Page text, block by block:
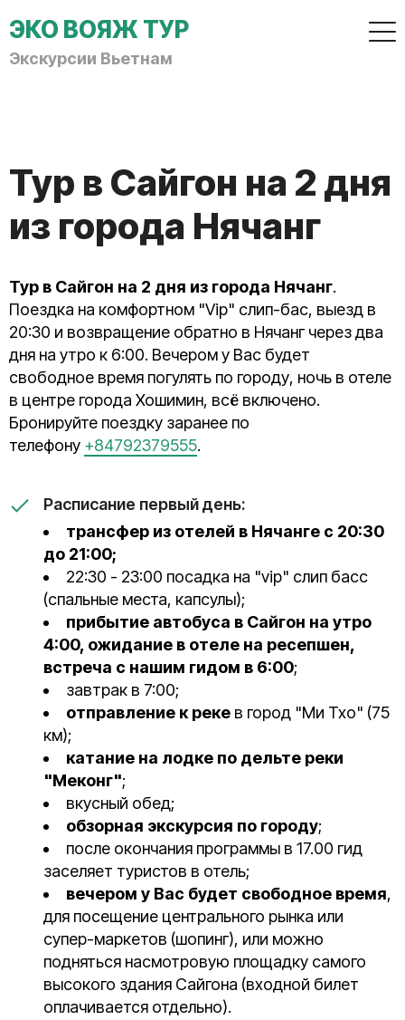
ЭКО ВОЯЖ ТУР
Экскурсии Вьетнам
Тур в Сайгон на 2 дня
из города Нячанг
Тур в Сайгон на 2 дня из города Нячанг.
Поездка на комфортном "Vip" слип-бас, выезд в
20:30 и возвращение обратно в Нячанг через два
дня на утро к 6:00. Вечером у Вас будет
свободное время погулять по городу, ночь в отеле
в центре города Хошимин, всё включено.
Бронируйте поездку заранее по
телефону +84792379555.
Расписание первый день:
трансфер из отелей в Нячанге с 20:30
до 21:00;
22:30 - 23:00 посадка на "vip" слип басс
(спальные места, капсулы);
прибытие автобуса в Сайгон на утро
4:00, ожидание в отеле на ресепшен,
встреча с нашим гидом в 6:00;
завтрак в 7:00;
отправление к реке в город "Ми Тхо" (75
км);
катание на лодке по дельте реки
"Меконг";
вкусный обед;
обзорная экскурсия по городу;
после окончания программы в 17.00 гид
заселяет туристов в отель;
вечером у Вас будет свободное время,
для посещение центрального рынка или
супер-маркетов (шопинг), или можно
подняться насмотровую площадку самого
высокого здания Сайгона (входной билет
оплачивается отдельно).